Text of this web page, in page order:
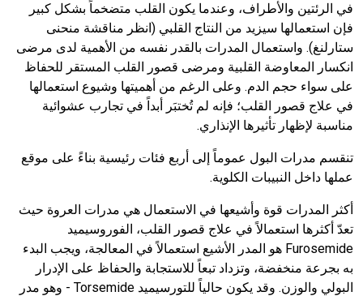
في الرئتين والأطراف، وعندما يكون القلب متضخماً بشكل كبير
فإن استعمالها سيزيد من النتاج القلبي (انظر مناقشة منحنى
ستارلنغ). واستعمال المدرات بالقدر نفسه من الأهمية لدى مرضى
انكسار المعاوضة القلبية ومرضى قصور القلب المستقر للحفاظ
على سواء حجم الدم. وعلى الرغم من أهميتها وشيوع استعمالها
في علاج قصور القلب؛ فإنه لم تُختبَر أبداً في تجارب عشوائية
مناسبة لإظهار تأثيرها الإنذاري.
تنقسم مدرات البول عموماً إلى أربع فئات رئيسية بناءً على موقع
عملها داخل النبيبات الكلوية.
أكثر المدرات قوة وأشيعها في الاستعمال هي مدرات العروة حيث
تعدّ أكثرها استعمالاً في علاج قصور القلب، الفوروسيميد
Furosemide هو المدر الأشيع استعمالاً في المعالجة، ويجب البدء
به بجرعة منخفضة، وتزداد تبعاً للاستجابة والحفاظ على الإدرار
البولي والوزن. وقد يكون حالياً للتورسيميد Torsemide - وهو مدر